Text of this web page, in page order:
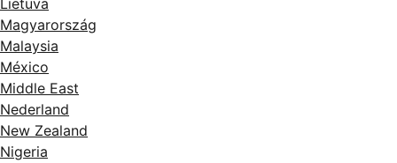
Lietuva
Magyarország
Malaysia
México
Middle East
Nederland
New Zealand
Nigeria